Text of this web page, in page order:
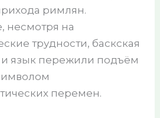
римлян.
несмотря на
трудности, баскская
и язык пережили подъём
перемен.